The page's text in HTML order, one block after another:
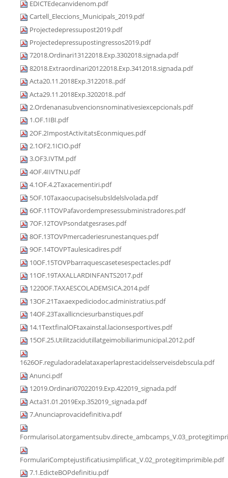
EDICTEdecanvidenom.pdf
Cartell_Eleccions_Municipals_2019.pdf
Projectedepressupost2019.pdf
Projectedepressupostingressos2019.pdf
72018.Ordinari13122018.Exp.3302018.signada.pdf
82018.Extraordinari20122018.Exp.3412018.signada.pdf
Acta20.11.2018Exp.3122018..pdf
Acta29.11.2018Exp.3202018..pdf
2.Ordenanasubvencionsnominativesiexcepcionals.pdf
1.OF.1IBI.pdf
2OF.2ImpostActivitatsEconmiques.pdf
2.1OF2.1ICIO.pdf
3.OF3.IVTM.pdf
4OF.4IIVTNU.pdf
4.1OF.4.2Taxacementiri.pdf
5OF.10Taxaocupaciselsubsldelslvolada.pdf
6OF.11TOVPafavordempresessubministradores.pdf
7OF.12TOVPsondatgesrases.pdf
8OF.13TOVPmercaderiesrunestanques.pdf
9OF.14TOVPTaulesicadires.pdf
10OF.15TOVPbarraquescasetesespectacles.pdf
11OF.19TAXALLARDINFANTS2017.pdf
1220OF.TAXAESCOLADEMSICA.2014.pdf
13OF.21Taxaexpediciodoc.administratius.pdf
14OF.23Taxallicnciesurbanstiques.pdf
14.1TextfinalOFtaxainstal.lacionsesportives.pdf
15OF.25.Utilitzacidutillatgeimobiliarimunicipal.2012.pdf
1626OF.reguladoradelataxaperlaprestacidelsserveisdebscula.pdf
Anunci.pdf
12019.Ordinari07022019.Exp.422019_signada.pdf
Acta31.01.2019Exp.352019_signada.pdf
7.Anunciaprovacidefinitiva.pdf
FormulariComptejustificatiusimplificat_V.02_protegitimprimible.pdf
7.1.EdicteBOPdefinitiu.pdf